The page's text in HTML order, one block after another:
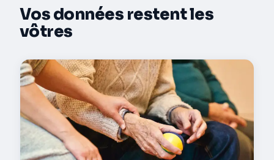
Vos données restent les
vôtres